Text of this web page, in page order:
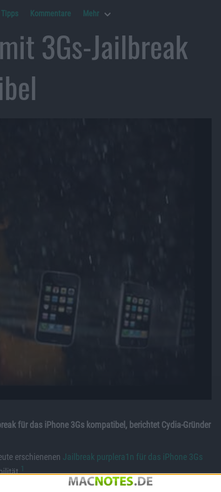
Tipps Kommentare Mehr
3Gs-Jailbreak
für das iPhone 3Gs kompatibel, berichtet Cydia-Gründer
erschienenen Jailbreak purplera1n für das iPhone 3Gs
1